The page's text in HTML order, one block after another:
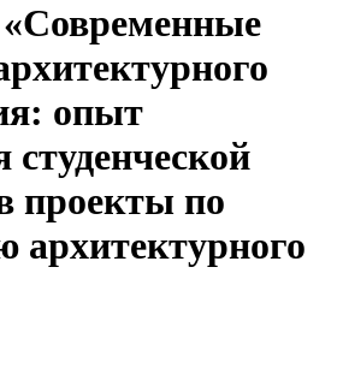
опыт
студенческой
проекты по
архитектурного